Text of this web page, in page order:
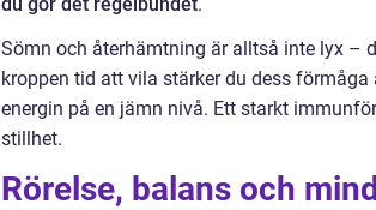
Sömn och återhämtning är alltså inte lyx –
kroppen tid att vila stärker du dess
energin på en jämn nivå. Ett starkt
stillhet.
Rörelse, balans och